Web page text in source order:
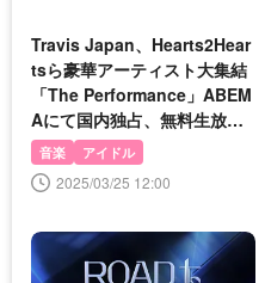
Travis Japan、Hearts2Hear
tsら豪華アーティスト大集結
「The Performance」ABEM
Aにて国内独占、無料生放送
決定
音楽 アイドル
2025/03/25 12:00